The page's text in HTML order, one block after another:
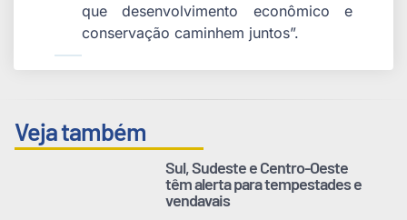
que desenvolvimento econômico e
conservação caminhem juntos”.
Veja também
Sul, Sudeste e Centro-Oeste
têm alerta para tempestades e
vendavais